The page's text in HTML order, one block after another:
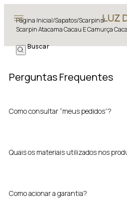
Página Inicial/Sapatos/Scarpins/
Scarpin Atacama Cacau E Camurça
Perguntas Frequentes
Como consultar “meus pedidos”?
Quais os materiais utilizados nos
Como acionar a garantia?